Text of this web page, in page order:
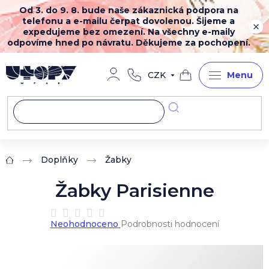
Přejít
na
obsah
Od 3. do 9. 8. bude naše zákaznická podpora na
telefonu a e-mailu čerpat dovolenou. Šijeme a
expedujeme bez omezení. Na všechny e-maily
odpovíme hned po návratu. Děkujeme za pochopení.
CZK
Nákupní
košík
Domů Doplňky Žabky
Žabky Parisienne
Průměrné
hodnocení
Neohodnoceno Podrobnosti hodnocení